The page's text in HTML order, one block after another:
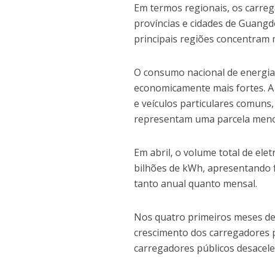
Em termos regionais, os
províncias e cidades de
principais regiões concentram
O consumo nacional de
economicamente mais fortes.
e veículos particulares
representam uma parcela
Em abril, o volume total de
bilhões de kWh,
tanto anual quanto mensal.
Nos quatro primeiros meses
crescimento dos
carregadores públicos